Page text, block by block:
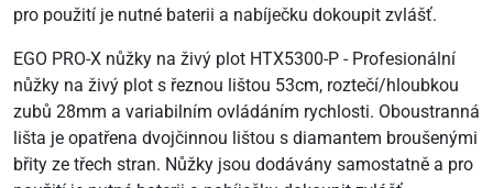
pro použití je nutné baterii a nabíječku dokoupit zvlášť.
EGO PRO-X nůžky na živý plot HTX5300-P - Profesionální
nůžky na živý plot s řeznou lištou 53cm, roztečí/hloubkou
zubů 28mm a variabilním ovládáním rychlosti. Oboustranná
lišta je opatřena dvojčinnou lištou s diamantem broušenými
břity ze třech stran. Nůžky jsou dodávány samostatně a pro